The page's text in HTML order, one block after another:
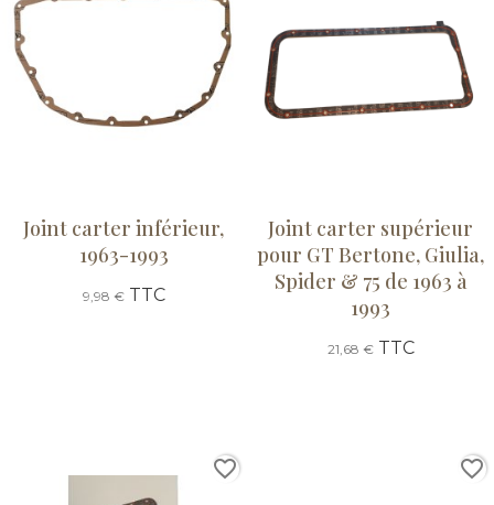
Joint carter inférieur,
1963-1993
9,98 €TTC
Joint carter supérieur
pour GT Bertone, Giulia,
Spider & 75 de 1963 à
1993
21,68 €TTC
favorite_border favorite_border